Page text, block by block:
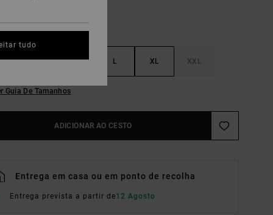
S M L XL XXL
Guia De Tamanhos
ADICIONAR AO CESTO
Entrega em casa ou em ponto de recolha
Entrega prevista a partir de12 Agosto
tudo